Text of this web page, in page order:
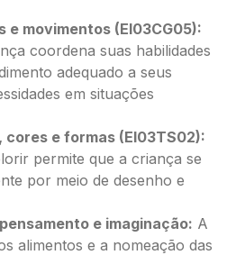
e movimentos (EI03CG05):
coordena suas habilidades
adequado a seus
em situações
cores e formas (EI03TS02):
permite que a criança se
por meio de desenho e
e imaginação: A
alimentos e a nomeação das